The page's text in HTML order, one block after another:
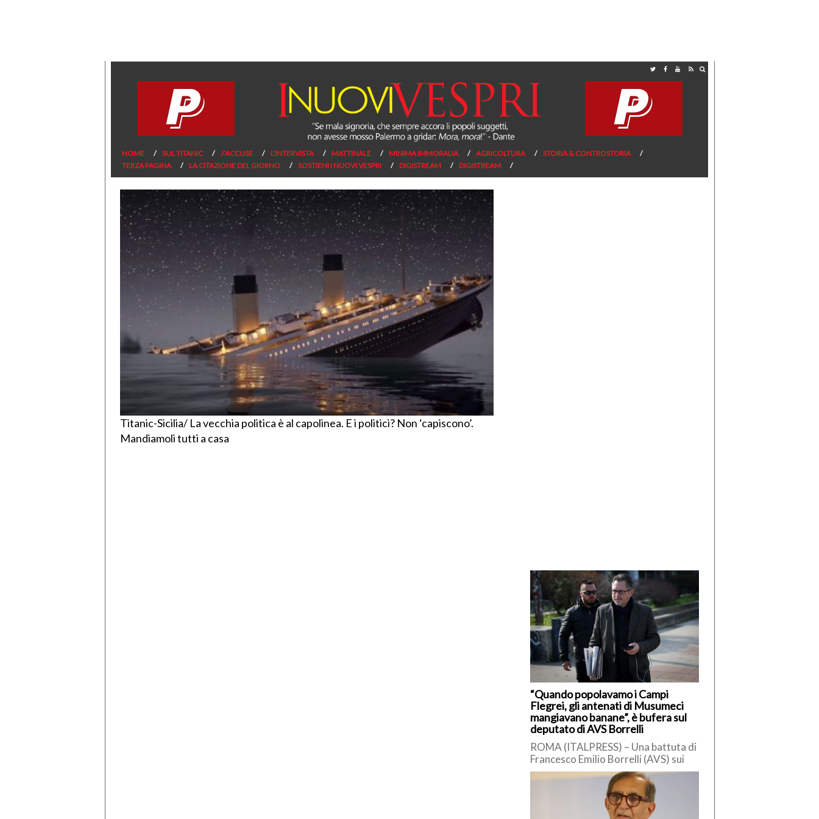
HOME SUL TITANIC J’ACCUSE L’INTERVISTA MATTINALE MINIMA IMMORALIA AGRICOLTURA
STORIA & CONTROSTORIA
TERZA PAGINA
LA CITAZIONE DEL GIORNO SOSTIENI I NUOVI VESPRI DIGISTREAM DIGISTREAM
Titanic-Sicilia/ La vecchia politica è al capolinea. E i politici? Non ‘capiscono’.
Mandiamoli tutti a casa
“Quando popolavamo i Campi
Flegrei, gli antenati di Musumeci
mangiavano banane”, è bufera sul
deputato di AVS Borrelli
ROMA (ITALPRESS) – Una battuta di
Francesco Emilio Borrelli (AVS) sui
siciliani ha innescato polemiche.
Intervistato da Radio Cusano,